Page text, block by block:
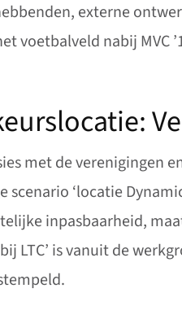
externe
voetbalveld nabij MVC
met de verenigingen
‘locatie
inpasbaarheid,
LTC’ is vanuit de